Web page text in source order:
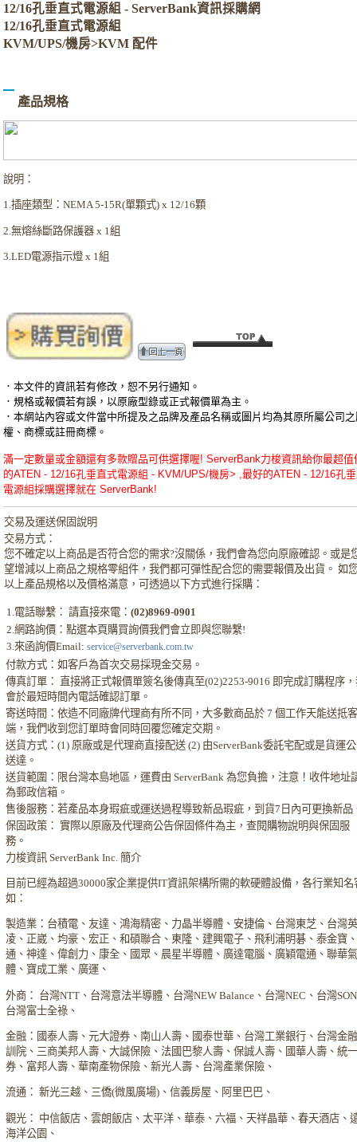
12/16孔垂直式電源組 - ServerBank資訊採購網
12/16孔垂直式電源組
KVM/UPS/機房>KVM 配件
產品規格
說明：
1.插座類型：NEMA 5-15R(單顆式) x 12/16顆
2.無熔絲斷路保護器 x 1組
3.LED電源指示燈 x 1組
．本文件的資訊若有修改，恕不另行通知。
．規格或報價若有誤，以原廠型錄或正式報價單為主。
．本網站內容或文件當中所提及之品牌及產品名稱或圖片均為其原所屬公司
權、商標或註冊商標。
滿一定數量或金額還有多款贈品可供選擇喔! ServerBank力梭資訊給你最超值
的ATEN - 12/16孔垂直式電源組 - KVM/UPS/機房> ,最好的ATEN - 12/16孔
電源組採購選擇就在 ServerBank!
交易及運送保固說明
交易方式：
您不確定以上商品是否符合您的需求?沒關係，我們會為您向原廠確認。或是
望增減以上商品之規格零組件，我們都可彈性配合您的需要報價及出貨。 如
以上產品規格以及價格滿意，可透過以下方式進行採購：
1.電話聯繫： 請直接來電：(02)8969-0901
2.網路詢價：點選本頁購買詢價我們會立即與您聯繫!
3.來函詢價Email: service@serverbank.com.tw
付款方式：如客戶為首次交易採現金交易。
傳真訂單： 直接將正式報價單簽名後傳真至(02)2253-9016 即完成訂購程序
會於最短時間內電話確認訂單。
寄送時間：依造不同廠牌代理商有所不同，大多數商品於 7 個工作天能送抵
端，我們收到您訂單時會同時回覆您確定交期。
送貨方式：(1) 原廠或是代理商直接配送 (2) 由ServerBank委託宅配或是貨運
送達。
送貨範圍：限台灣本島地區，運費由 ServerBank 為您負擔，注意！收件地址
為郵政信箱。
售後服務：若產品本身瑕疵或運送過程導致新品瑕疵，到貨7日內可更換新品
保固政策： 實際以原廠及代理商公告保固條件為主，查閱購物說明與保固服
務。
力梭資訊 ServerBank Inc. 簡介
目前已經為超過30000家企業提供IT資訊架構所需的軟硬體設備，各行業知名
如：
製造業：台積電、友達、鴻海精密、力晶半導體、安捷倫、台灣東芝、台灣
凌、正崴、均豪、宏正、和碩聯合、東隆、建興電子、飛利浦明碁、泰金寶
通、神達、偉創力、康全、國眾、晨星半導體、廣達電腦、廣穎電通、聯華
體、寶成工業、廣運、
外商： 台灣NTT、台灣意法半導體、台灣NEW Balance、台灣NEC、台灣
台灣富士全祿、
金融：國泰人壽、元大證券、南山人壽、國泰世華、台灣工業銀行、台灣金
訓院、三商美邦人壽、大誠保險、法國巴黎人壽、保誠人壽、國華人壽、統
券、富邦人壽、華南產物保險、新光人壽、台灣產業保險、
流通： 新光三越、三僑(微風廣場)、信義房屋、阿里巴巴、
觀光： 中信飯店、雲朗飯店、太平洋、華泰、六福、天祥晶華、春天酒店、
海洋公園、